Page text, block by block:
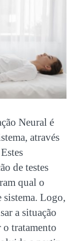
Neural é
através
de testes
qual o
sistema. Logo,
a situação
o tratamento